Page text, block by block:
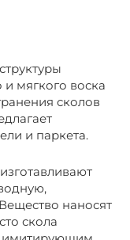
мягкого воска
сколов
и паркета.
наносят
скола